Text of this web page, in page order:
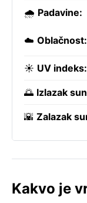
🌧️ Padavine:
☁️ Oblačnost:
☀️ UV indeks:
🌅 Izlazak
🌇 Zalazak
Kakvo je